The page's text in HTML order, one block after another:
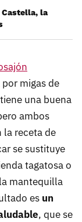
Castella, la
migas de
una buena
ambos
la receta de
se sustituye
tagatosa o
mantequilla
es un
, que se